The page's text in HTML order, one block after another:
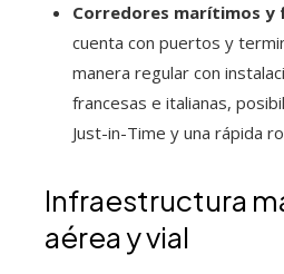
Corredores marítimos y
cuenta con puertos y
manera regular con
francesas e italianas,
Just-in-Time y una rápida
Infraestructura
aérea y vial